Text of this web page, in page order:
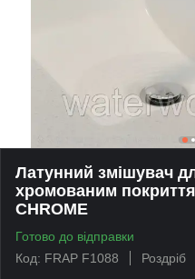
Латунний змішувач
хромованим
CHROME
Готово до відправки
Код: FRAP F1088
Роздріб